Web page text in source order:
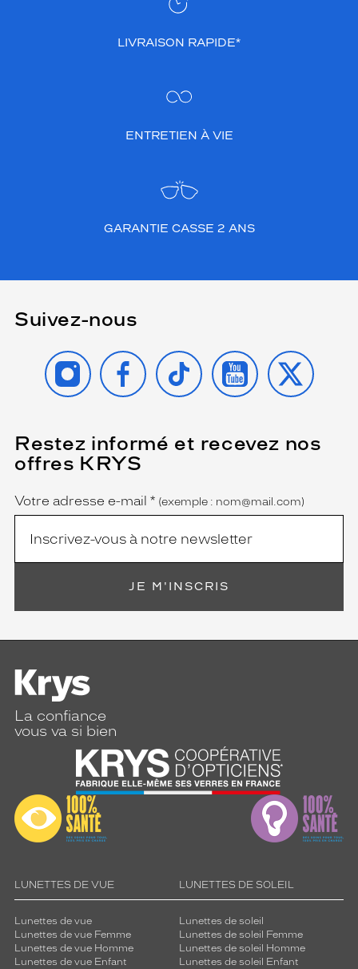
LIVRAISON RAPIDE*
ENTRETIEN À VIE
GARANTIE CASSE 2 ANS
Suivez-nous
INSTAGRAMFACEBOOK
TIKTOK YOUTUBE
X
Restez informé et recevez nos
offres KRYS
Name
Votre adresse e-mail *
(Ce
champ
est
(exemple : nom@mail.com)
JE M'INSCRIS
La confiance
vous va si bien
LUNETTES DE VUE
Lunettes de vue
Lunettes de vue Femme
Lunettes de vue Homme
Lunettes de vue Enfant
LUNETTES DE SOLEIL
Lunettes de soleil
Lunettes de soleil Femme
Lunettes de soleil Homme
Lunettes de soleil Enfant